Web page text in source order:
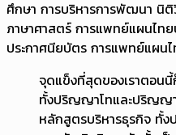
ศึกษา การบริหารการพัฒนา นิ
ภาษาศาสตร์ การแพทย์แผนไท
ประกาศนียบัตร การแพทย์แผน
จุดแข็งที่สุดของเราตอน
ทั้งปริญญาโทและปริญญา
หลักสูตรบริหารธุรกิจ ทั้